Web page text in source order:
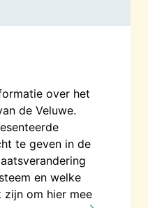
over het
de Veluwe.
te geven in de
en welke
zijn om hier mee